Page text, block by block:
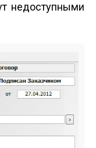
недоступными